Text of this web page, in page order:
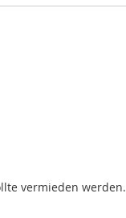
vermieden werden.